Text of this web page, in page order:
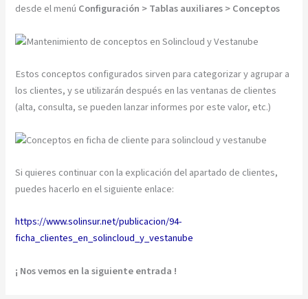
desde el menú Configuración > Tablas auxiliares > Conceptos
Estos conceptos configurados sirven para categorizar y agrupar a
los clientes, y se utilizarán después en las ventanas de clientes
(alta, consulta, se pueden lanzar informes por este valor, etc.)
Si quieres continuar con la explicación del apartado de clientes,
puedes hacerlo en el siguiente enlace:
https://www.solinsur.net/publicacion/94-
ficha_clientes_en_solincloud_y_vestanube
¡ Nos vemos en la siguiente entrada !